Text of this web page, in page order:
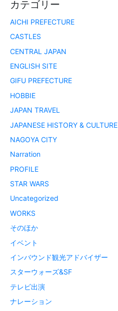
カテゴリー
AICHI PREFECTURE
CASTLES
CENTRAL JAPAN
ENGLISH SITE
GIFU PREFECTURE
HOBBIE
JAPAN TRAVEL
JAPANESE HISTORY & CULTURE
NAGOYA CITY
Narration
PROFILE
STAR WARS
Uncategorized
WORKS
そのほか
イベント
インバウンド観光アドバイザー
スターウォーズ&SF
テレビ出演
ナレーション